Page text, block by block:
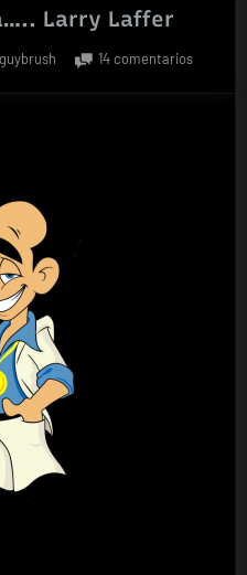
Larry Laffer
14 comentariosen